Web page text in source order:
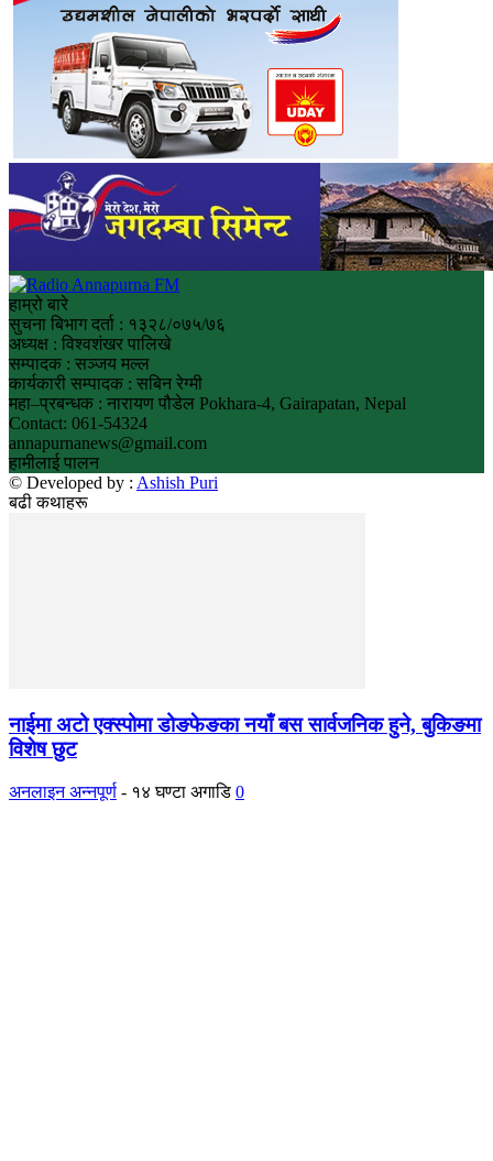
हाम्रो बारे
सुचना बिभाग दर्ता : १३२८/०७५/७६
अध्यक्ष : विश्वशंखर पालिखे
सम्पादक : सञ्जय मल्ल
कार्यकारी सम्पादक : सबिन रेग्मी
महा–प्रबन्धक : नारायण पौडेल Pokhara-4, Gairapatan, Nepal
Contact: 061-54324
annapurnanews@gmail.com
हामीलाई पालन
© Developed by : Ashish Puri
बढी कथाहरू
नाईमा अटो एक्स्पोमा डोङफेङका नयाँ बस सार्वजनिक हुने, बुकिङमा
विशेष छुट
अनलाइन अन्नपूर्ण - १४ घण्टा अगाडि 0